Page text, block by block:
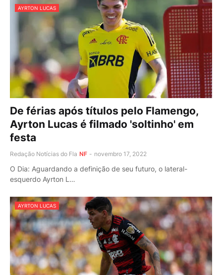
AYRTON LUCAS
De férias após títulos pelo Flamengo,
Ayrton Lucas é filmado 'soltinho' em
festa
Redação Notícias do Fla NF - novembro 17, 2022
O Dia: Aguardando a definição de seu futuro, o lateral-
esquerdo Ayrton L…
AYRTON LUCAS